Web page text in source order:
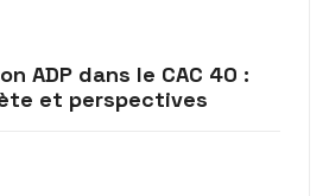
ADP dans le CAC 40 :
et perspectives